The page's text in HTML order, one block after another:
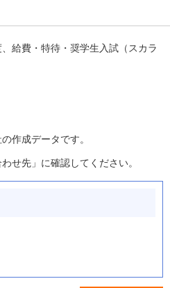
給費・特待・奨学生入試（スカラ
作成データです。
せ先」に確認してください。